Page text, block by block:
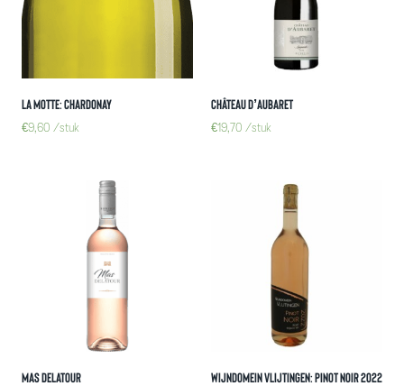
La motte: Chardonay
€9,60 /stuk
Château d’aubaret
€19,70 /stuk
Mas Delatour Wijndomein Vlijtingen: Pinot Noir 2022